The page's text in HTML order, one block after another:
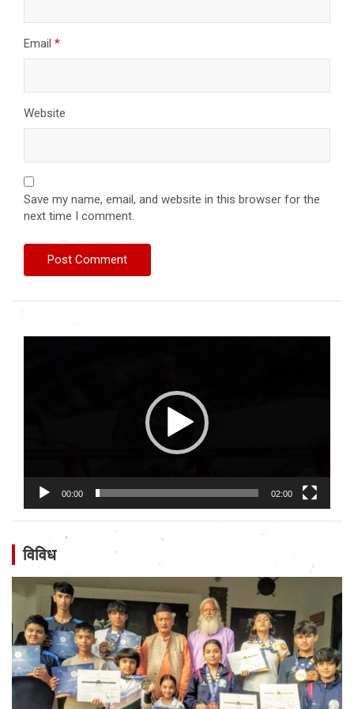
Email *
Website
Save my name, email, and website in this browser for the
next time I comment.
00:00 02:00
विविध